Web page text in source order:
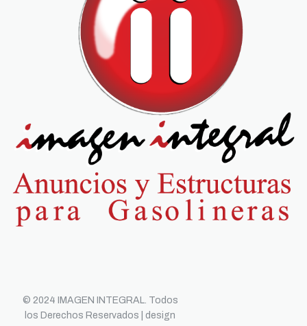
© 2024 IMAGEN INTEGRAL. Todos
los Derechos Reservados | design